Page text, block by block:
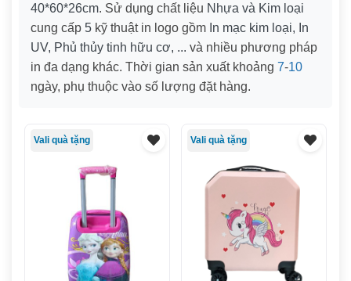
40*60*26cm. Sử dụng chất liệu Nhựa và Kim loại
cung cấp 5 kỹ thuật in logo gồm In mạc kim loại, In
UV, Phủ thủy tinh hữu cơ, ... và nhiều phương pháp
in đa dạng khác. Thời gian sản xuất khoảng 7-10
ngày, phụ thuộc vào số lượng đặt hàng.
Vali quà tặng Vali quà tặng